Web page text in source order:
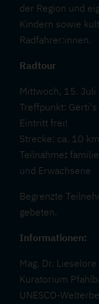
der Region und
Kindern sowie
Radfahrer:innen.
Radtour
Mittwoch, 15.
Treffpunkt:
Eintritt frei!
Strecke: ca. 10 km
Teilnahme:
und Erwachsene
Begrenzte
gebeten.
Informationen:
Mag. Dr.
Kuratorium
UNESCO-